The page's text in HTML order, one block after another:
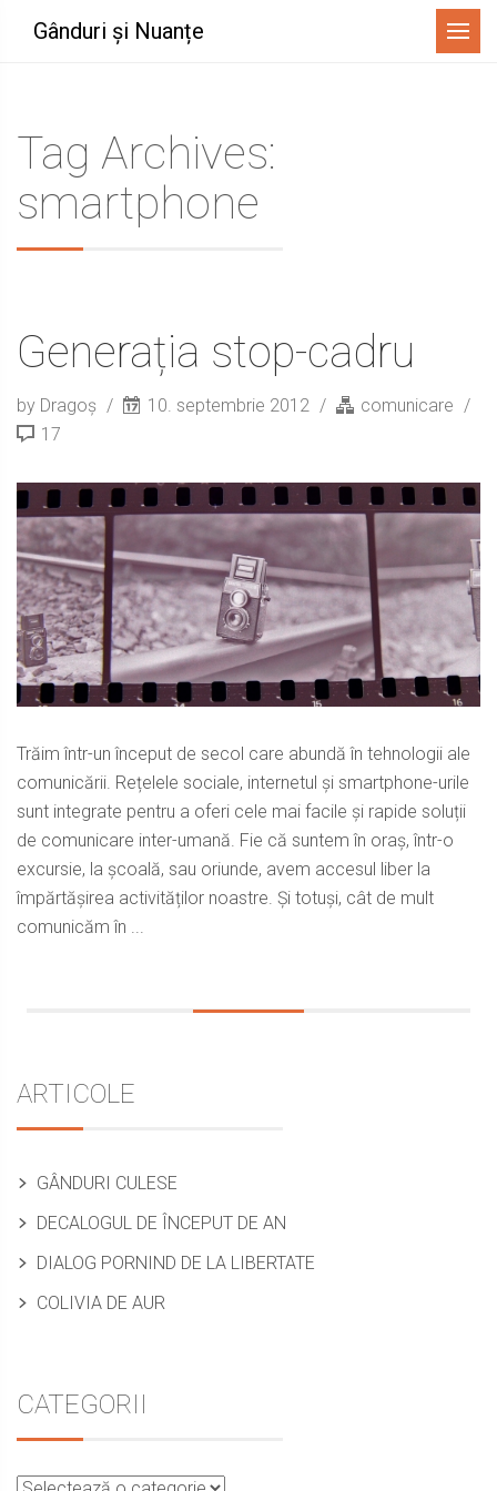
Gânduri și Nuanțe Menu
Tag Archives:
smartphone
Generația stop-cadru
by Dragoș 10. septembrie 2012
comunicare
17
Trăim într-un început de secol care abundă în tehnologii ale
comunicării. Rețelele sociale, internetul și smartphone-urile
sunt integrate pentru a oferi cele mai facile și rapide soluții
de comunicare inter-umană. Fie că suntem în oraș, într-o
excursie, la școală, sau oriunde, avem accesul liber la
împărtășirea activităților noastre. Și totuși, cât de mult
comunicăm în ...
Sidebar
ARTICOLE
GÂNDURI CULESE
DECALOGUL DE ÎNCEPUT DE AN
DIALOG PORNIND DE LA LIBERTATE
COLIVIA DE AUR
CATEGORII